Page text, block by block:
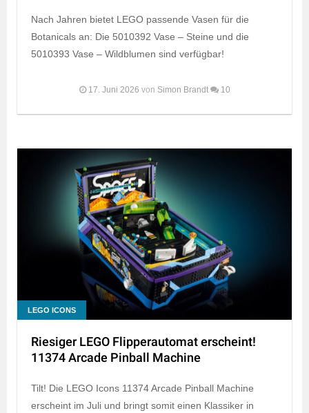
Nach Jahren bietet LEGO passende Vasen für die
Botanicals an: Die 5010392 Vase – Steine und die
5010393 Vase – Wildblumen sind verfügbar!
17. Juni 2026 von Simon Brandt 10
LEGO ICONS
Riesiger LEGO Flipperautomat erscheint!
11374 Arcade Pinball Machine
Tilt! Die LEGO Icons 11374 Arcade Pinball Machine
erscheint im Juli und bringt somit einen Klassiker in